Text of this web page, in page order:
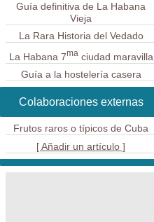
Guía definitiva de La Habana
Vieja
La Rara Historia del Vedado
La Habana 7maciudad maravilla
Guía a la hostelería casera
Colaboraciones externas
Frutos raros o típicos de Cuba
[ Añadir un artículo ]